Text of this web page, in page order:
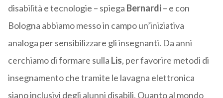
disabilità e tecnologie – spiega Bernardi– e con
Bologna abbiamo messo in campo un’iniziativa
analoga per sensibilizzare gli insegnanti. Da anni
cerchiamo di formare sulla Lis, per favorire metodi di
insegnamento che tramite le lavagna elettronica
siano inclusivi degli alunni disabili. Quanto al mondo